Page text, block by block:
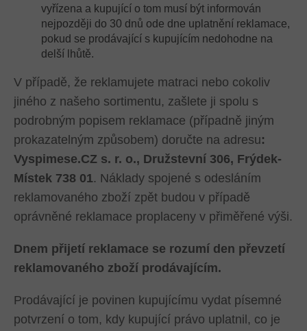
vyřízena a kupující o tom musí být informován
nejpozději do 30 dnů ode dne uplatnění reklamace,
pokud se prodávající s kupujícím nedohodne na
delší lhůtě.
V případě, že reklamujete matraci nebo cokoliv
jiného z našeho sortimentu, zašlete ji spolu s
podrobným popisem reklamace (případně jiným
prokazatelným způsobem) doručte na adresu:
Vyspimese.CZ s. r. o., Družstevní 306, Frýdek-
Místek 738 01. Náklady spojené s odesláním
reklamovaného zboží zpět budou v případě
oprávněné reklamace proplaceny v přiměřené výši.
Dnem přijetí reklamace se rozumí den převzetí
reklamovaného zboží prodávajícím.
Prodávající je povinen kupujícímu vydat písemné
potvrzení o tom, kdy kupující právo uplatnil, co je